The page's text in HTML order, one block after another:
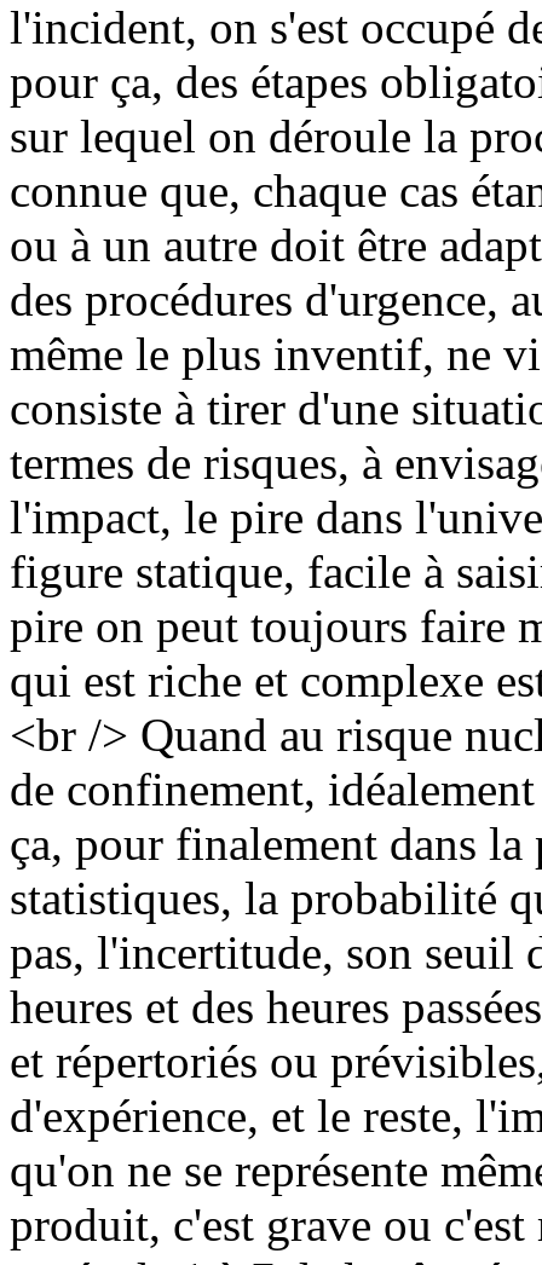
l'incident, on s'est occupé
pour ça, des étapes
sur lequel on déroule la
connue que, chaque cas
ou à un autre doit être
des procédures d'urgence,
même le plus inventif, ne
consiste à tirer d'une
termes de risques, à
l'impact, le pire dans
figure statique, facile à
pire on peut toujours faire
qui est riche et complexe
<br /> Quand au risque
de confinement,
ça, pour finalement dans la
statistiques, la probabilité
pas, l'incertitude, son seuil
heures et des heures
et répertoriés ou
d'expérience, et le reste,
qu'on ne se représente
produit, c'est grave ou